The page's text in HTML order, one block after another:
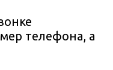
телефона, а